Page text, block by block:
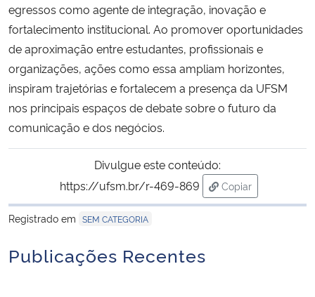
egressos como agente de integração, inovação e
fortalecimento institucional. Ao promover oportunidades
de aproximação entre estudantes, profissionais e
organizações, ações como essa ampliam horizontes,
inspiram trajetórias e fortalecem a presença da UFSM
nos principais espaços de debate sobre o futuro da
comunicação e dos negócios.
Divulgue este conteúdo:
https://ufsm.br/r-469-869
Copiar
para área de
Registrado em SEM CATEGORIA
Publicações Recentes